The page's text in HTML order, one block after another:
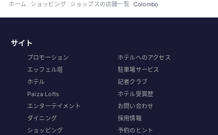
ホーム ショッピング ショップスの店舗一覧 Colombo
サイト
プロモーション
エッフェル塔
ホテル
Paiza Lofts
エンターテイメント
ダイニング
ショッピング
ホテルへのアクセス
駐車場サービス
記者クラブ
ホテル受賞歴
お問い合わせ
採用情報
予約のヒント